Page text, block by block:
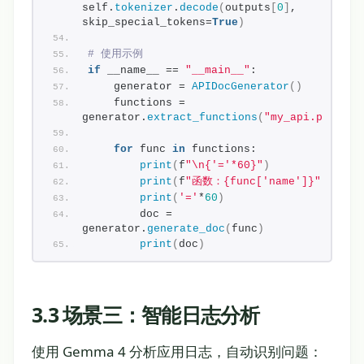
self. tokenizer . decode ( outputs 0
,
skip_special_tokens=True )
# 使用示例
if __name__ == "__main__" :
    generator =
APIDocGenerator ()
    functions =
generator. extract_functions ( "my_api.py"
for func in functions:
print ( f"\n{'='*60}" )
print ( f"函数：{func['name']}"
print ( '=' * 60 )
        doc =
generator. generate_doc ( func )
print ( doc )
3.3 场景三：智能日志分析
使用 Gemma 4 分析应用日志，自动识别问题：